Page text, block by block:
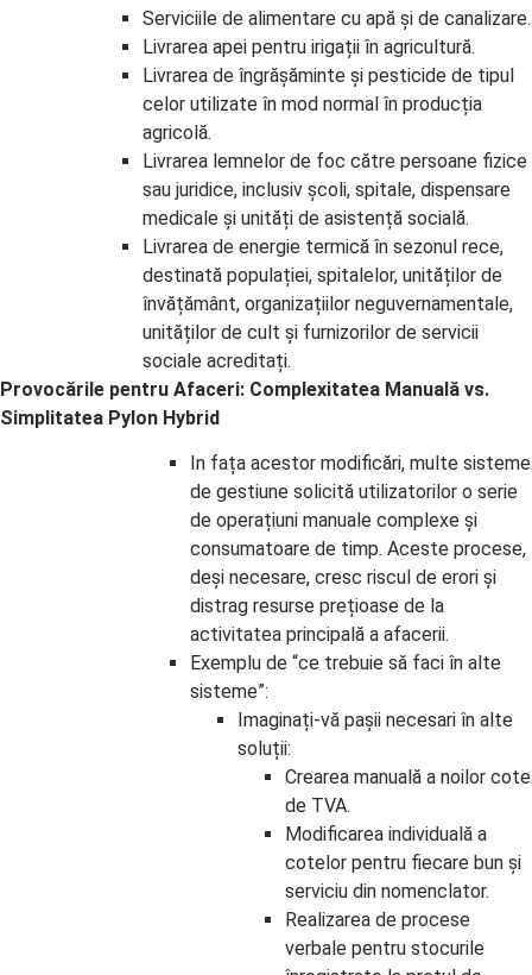
Serviciile de alimentare cu apă și de canalizare.
Livrarea apei pentru irigații în agricultură.
Livrarea de îngrășăminte și pesticide de tipul
celor utilizate în mod normal în producția
agricolă.
Livrarea lemnelor de foc către persoane fizice
sau juridice, inclusiv școli, spitale, dispensare
medicale și unități de asistență socială.
Livrarea de energie termică în sezonul rece,
destinată populației, spitalelor, unităților de
învățământ, organizațiilor neguvernamentale,
unităților de cult și furnizorilor de servicii
sociale acreditați.
Provocările pentru Afaceri: Complexitatea Manuală vs.
Simplitatea Pylon Hybrid
In fața acestor modificări, multe sisteme
de gestiune solicită utilizatorilor o serie
de operațiuni manuale complexe și
consumatoare de timp. Aceste procese,
deși necesare, cresc riscul de erori și
distrag resurse prețioase de la
activitatea principală a afacerii.
Exemplu de “ce trebuie să faci în alte
sisteme”:
Imaginați-vă pașii necesari în alte
soluții:
Crearea manuală a noilor cote
de TVA.
Modificarea individuală a
cotelor pentru fiecare bun și
serviciu din nomenclator.
Realizarea de procese
verbale pentru stocurile